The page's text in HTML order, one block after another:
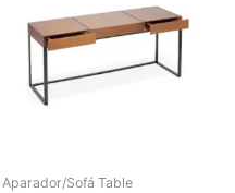
Aparador/Sofá Table